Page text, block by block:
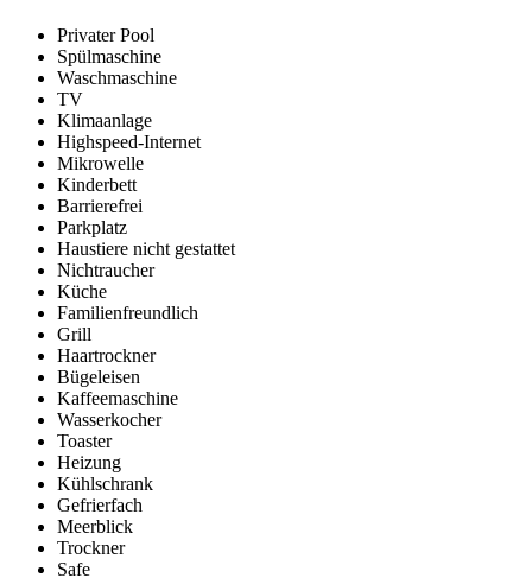
Privater Pool
Spülmaschine
Waschmaschine
TV
Klimaanlage
Highspeed-Internet
Mikrowelle
Kinderbett
Barrierefrei
Parkplatz
Haustiere nicht gestattet
Nichtraucher
Küche
Familienfreundlich
Grill
Haartrockner
Bügeleisen
Kaffeemaschine
Wasserkocher
Toaster
Heizung
Kühlschrank
Gefrierfach
Meerblick
Trockner
Safe